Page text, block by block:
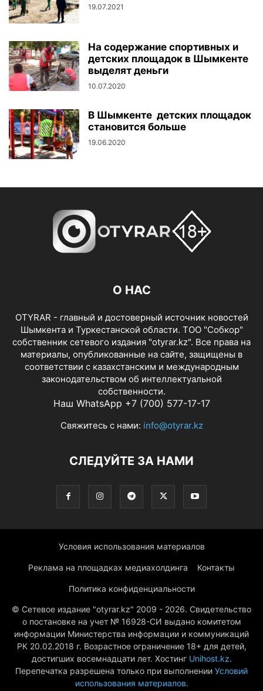
19.07.2021
На содержание спортивных и
детских площадок в Шымкенте
выделят деньги
10.07.2020
В Шымкенте детских площадок
становится больше
19.06.2020
О НАС
OTYRAR - главный и достоверный источник новостей
Шымкента и Туркестанской области. ТОО "Собкор"
собственник сетевого издания "otyrar.kz". Все права на
материалы, опубликованные на сайте, защищены в
соответствии с казахстанским и международным
законодательством об интеллектуальной
собственности.
Наш WhatsApp +7 (700) 577-17-17
Свяжитесь с нами: info@otyrar.kz
СЛЕДУЙТЕ ЗА НАМИ
Условия использования материалов
Реклама на площадках медиахолдинга Контакты
Политика конфиденциальности
© Сетевое издание "otyrar.kz" 2009 - 2026. Свидетельство
о постановке на учет № 16928-СИ выдано комитетом
информации Министерства информации и коммуникаций
РК 20.02.2018 г. Возрастное ограничение 18+ для детей,
достигших восемнадцати лет. Хостинг Unihost.kz.
Перепечатка разрешена только при выполнении Условий
использования материалов.